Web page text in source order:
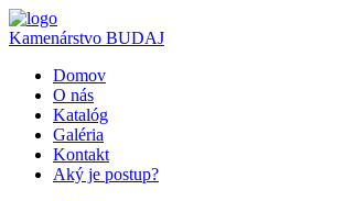
Kamenárstvo BUDAJ
Domov
O nás
Katalóg
Galéria
Kontakt
Aký je postup?